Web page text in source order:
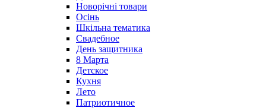
Новорічні товари
Осінь
Шкільна тематика
Свадебное
День защитника
8 Марта
Детское
Кухня
Лето
Патриотичное